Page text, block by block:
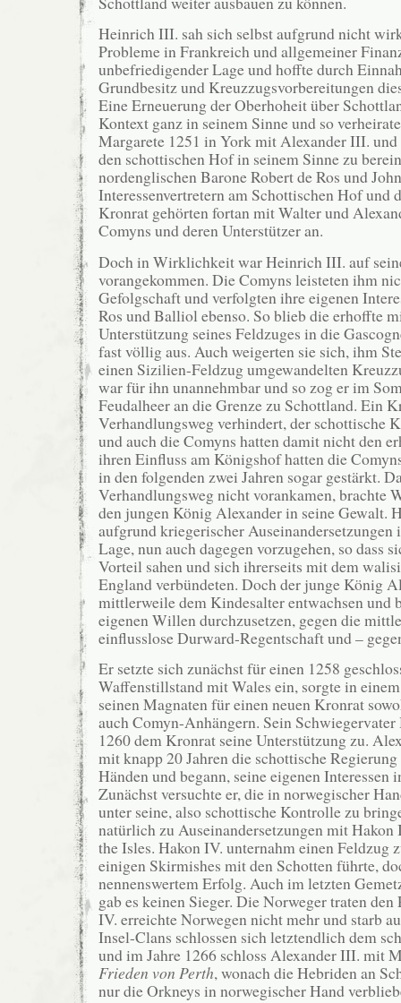
Heinrich III. sah sich selbst aufgrund nicht
Probleme in Frankreich und allgemeiner
unbefriedigender Lage und hoffte durch
Grundbesitz und Kreuzzugsvorbereitungen
Eine Erneuerung der Oberhoheit über
Kontext ganz in seinem Sinne und so
Margarete 1251 in York mit Alexander III. und
den schottischen Hof in seinem Sinne zu
nordenglischen Barone Robert de Ros und
Interessenvertretern am Schottischen Hof und
Kronrat gehörten fortan mit Walter und
Comyns und deren Unterstützer an.
Doch in Wirklichkeit war Heinrich III. auf
vorangekommen. Die Comyns leisteten ihm
Gefolgschaft und verfolgten ihre eigenen
Ros und Balliol ebenso. So blieb die erhoffte
Unterstützung seines Feldzuges in die
fast völlig aus. Auch weigerten sie sich, ihm
einen Sizilien-Feldzug umgewandelten
war für ihn unannehmbar und so zog er im
Feudalheer an die Grenze zu Schottland. Ein
Verhandlungsweg verhindert, der schottische
und auch die Comyns hatten damit nicht den
ihren Einfluss am Königshof hatten die
in den folgenden zwei Jahren sogar gestärkt.
Verhandlungsweg nicht vorankamen, brachte
den jungen König Alexander in seine Gewalt.
aufgrund kriegerischer Auseinandersetzungen
Lage, nun auch dagegen vorzugehen, so dass
Vorteil sahen und sich ihrerseits mit dem
England verbündeten. Doch der junge König
mittlerweile dem Kindesalter entwachsen und
eigenen Willen durchzusetzen, gegen die
einflusslose Durward-Regentschaft und –
Er setzte sich zunächst für einen 1258
Waffenstillstand mit Wales ein, sorgte in
seinen Magnaten für einen neuen Kronrat
auch Comyn-Anhängern. Sein
1260 dem Kronrat seine Unterstützung zu.
mit knapp 20 Jahren die schottische
Händen und begann, seine eigenen Interessen
Zunächst versuchte er, die in norwegischer
unter seine, also schottische Kontrolle zu
natürlich zu Auseinandersetzungen mit
the Isles. Hakon IV. unternahm einen Feldzug
einigen Skirmishes mit den Schotten führte,
nennenswertem Erfolg. Auch im letzten
gab es keinen Sieger. Die Norweger traten
IV. erreichte Norwegen nicht mehr und starb
Insel-Clans schlossen sich letztendlich dem
und im Jahre 1266 schloss Alexander III. mit
Frieden von Perth, wonach die Hebriden an
nur die Orkneys in norwegischer Hand